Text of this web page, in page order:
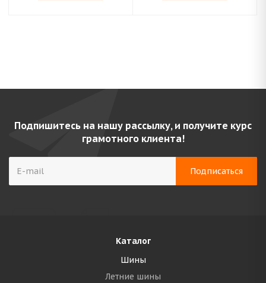
Подпишитесь на нашу рассылку, и получите курс
грамотного клиента!
Каталог
Шины
Летние шины